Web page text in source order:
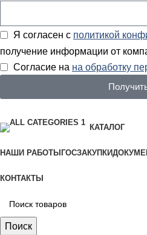
Я согласен с политикой
получение информации от
Согласие на на обработку
КАТАЛОГ
НАШИ РАБОТЫ ГОСЗАКУПКИ
КОНТАКТЫ
Поиск